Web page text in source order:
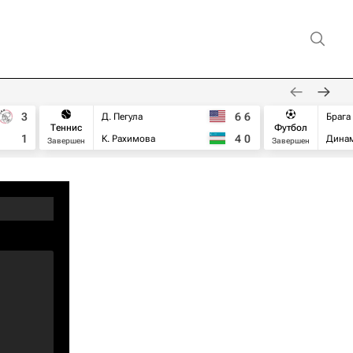
3
1
Теннис
Завершен
Д. Пегула
К. Рахимова
6 6
4 0
Футбол
Завершен
Брага